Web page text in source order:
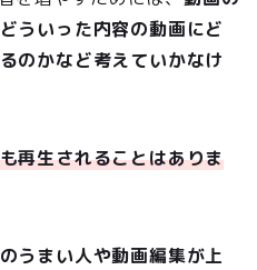
ういった内容の動画にど
のかなど考えていかなけ
再生されることはありま
うまい人や動画編集が上